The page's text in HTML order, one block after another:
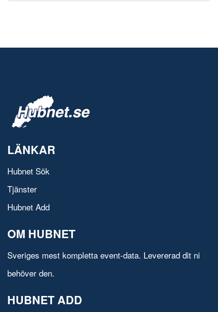
LÄNKAR
Hubnet Sök
Tjänster
Hubnet Add
OM HUBNET
Sveriges mest kompletta event-data. Levererad dit ni
behöver den.
HUBNET ADD